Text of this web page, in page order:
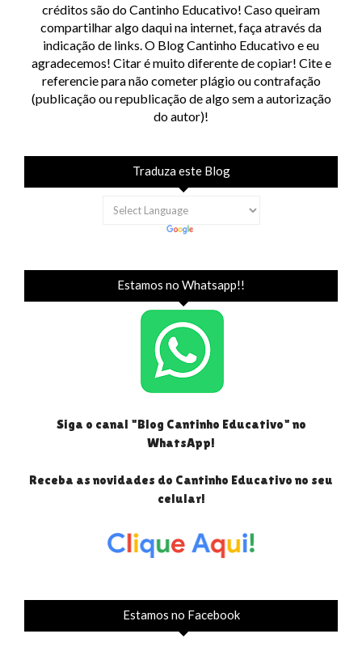
créditos são do Cantinho Educativo! Caso queiram
compartilhar algo daqui na internet, faça através da
indicação de links. O Blog Cantinho Educativo e eu
agradecemos! Citar é muito diferente de copiar! Cite e
referencie para não cometer plágio ou contrafação
(publicação ou republicação de algo sem a autorização
do autor)!
Traduza este Blog
Estamos no Whatsapp!!
Siga o canal "Blog Cantinho Educativo" no
WhatsApp!
Receba as novidades do Cantinho Educativo no seu
celular!
Estamos no Facebook